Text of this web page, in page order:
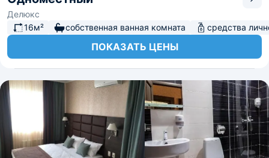
Делюкс
16м²
собственная ванная комната средства
ПОКАЗАТЬ ЦЕНЫ